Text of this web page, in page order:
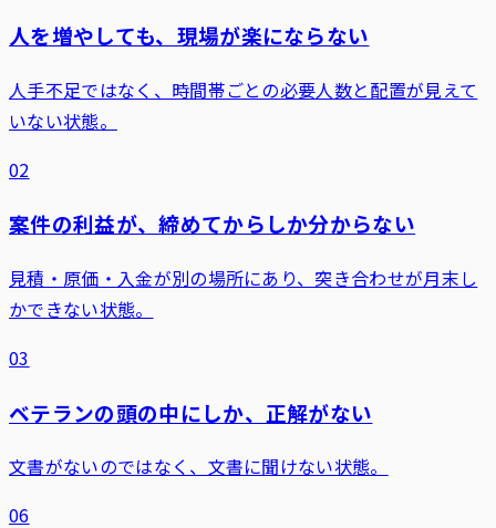
人を増やしても、現場が楽にならない
人手不足ではなく、時間帯ごとの必要人数と配置が見えて
いない状態。
02
案件の利益が、締めてからしか分からない
見積・原価・入金が別の場所にあり、突き合わせが月末し
かできない状態。
03
ベテランの頭の中にしか、正解がない
文書がないのではなく、文書に聞けない状態。
06